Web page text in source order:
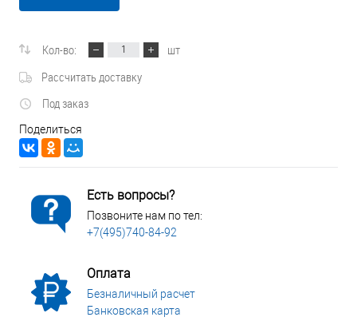
Кол-во:
шт
Рассчитать доставку
Под заказ
Поделиться
Есть вопросы?
Позвоните нам по тел:
+7(495)740-84-92
Оплата
Безналичный расчет
Банковская карта